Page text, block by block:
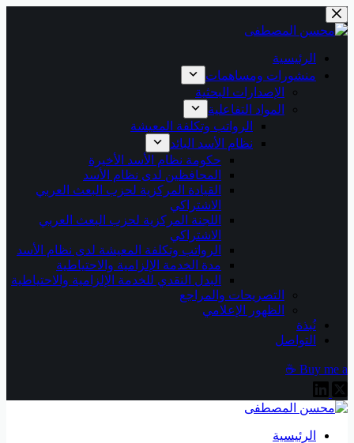
التجاوز
إلى
الرئيسية
منشورات ومساهمات
الإصدارات البحثية
المواد التفاعلية
الرواتب وتكلفة المعيشة
نظام الأسد البائد
حكومة نظام الأسد الأخيرة
المحافظين لدى نظام الأسد
القيادة المركزية لحزب البعث العربي
الاشتراكي
اللجنة المركزية لحزب البعث العربي
الاشتراكي
الرواتب وتكلفة المعيشة لدى نظام الأسد
مدة الخدمة الإلزامية والاحتياطية
البدل النقدي للخدمة الإلزامية والاحتياطية
التصريحات والمراجع
الظهور الإعلامي
نُبذة
التواصل
Buy me a ☕
الرئيسية